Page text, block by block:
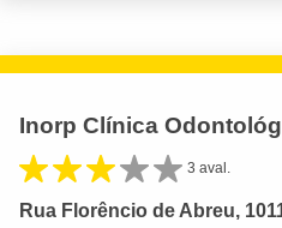
Inorp Clínica
3 aval.
Rua Florêncio de Abreu,